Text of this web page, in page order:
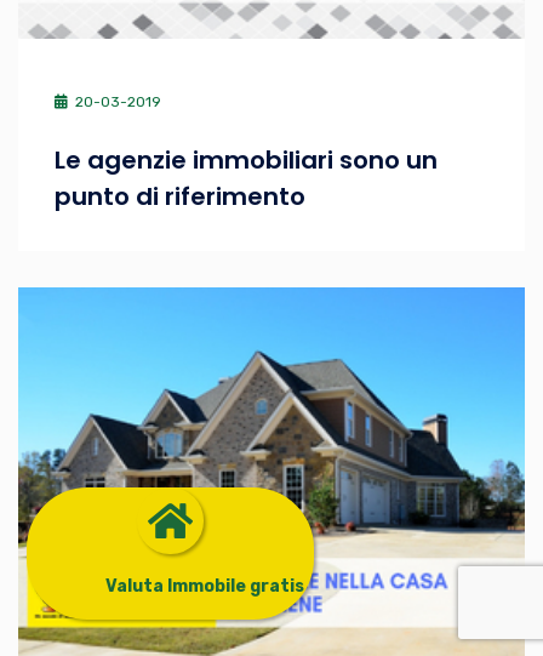
Valuta Immobile gratis
20-03-2019
Le agenzie immobiliari sono un
punto di riferimento